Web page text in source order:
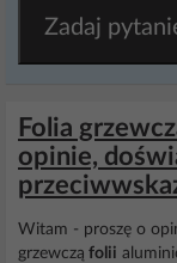
Zadaj
Folia
opinie,
Witam - proszę o
grzewczą folii